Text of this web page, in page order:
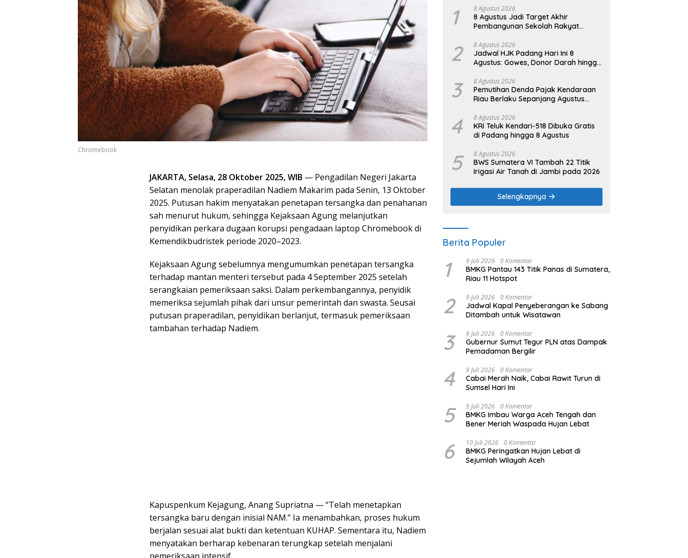
Chromebook
JAKARTA, Selasa, 28 Oktober 2025, WIB — Pengadilan Negeri Jakarta
Selatan menolak praperadilan Nadiem Makarim pada Senin, 13 Oktober
2025. Putusan hakim menyatakan penetapan tersangka dan penahanan
sah menurut hukum, sehingga Kejaksaan Agung melanjutkan
penyidikan perkara dugaan korupsi pengadaan laptop Chromebook di
Kemendikbudristek periode 2020–2023.
Kejaksaan Agung sebelumnya mengumumkan penetapan tersangka
terhadap mantan menteri tersebut pada 4 September 2025 setelah
serangkaian pemeriksaan saksi. Dalam perkembangannya, penyidik
memeriksa sejumlah pihak dari unsur pemerintah dan swasta. Seusai
putusan praperadilan, penyidikan berlanjut, termasuk pemeriksaan
tambahan terhadap Nadiem.
Kapuspenkum Kejagung, Anang Supriatna — “Telah menetapkan
tersangka baru dengan inisial NAM.” Ia menambahkan, proses hukum
berjalan sesuai alat bukti dan ketentuan KUHAP. Sementara itu, Nadiem
menyatakan berharap kebenaran terungkap setelah menjalani
1 8 Agustus 2026
8 Agustus Jadi Target Akhir
Pembangunan Sekolah Rakyat
2 8 Agustus 2026
Jadwal HJK Padang Hari Ini 8
Agustus: Gowes, Donor Darah hingga
3 8 Agustus 2026
Pemutihan Denda Pajak Kendaraan
Riau Berlaku Sepanjang Agustus
4 8 Agustus 2026
KRI Teluk Kendari-518 Dibuka Gratis
di Padang hingga 8 Agustus
5 8 Agustus 2026
BWS Sumatera VI Tambah 22 Titik
Irigasi Air Tanah di Jambi pada 2026
Selengkapnya
Berita Populer
1 9 Juli 2026 0 Komentar
BMKG Pantau 143 Titik Panas di Sumatera,
Riau 11 Hotspot
2 9 Juli 2026 0 Komentar
Jadwal Kapal Penyeberangan ke Sabang
Ditambah untuk Wisatawan
3 9 Juli 2026 0 Komentar
Gubernur Sumut Tegur PLN atas Dampak
Pemadaman Bergilir
4 9 Juli 2026 0 Komentar
Cabai Merah Naik, Cabai Rawit Turun di
Sumsel Hari Ini
5 9 Juli 2026 0 Komentar
BMKG Imbau Warga Aceh Tengah dan
Bener Meriah Waspada Hujan Lebat
6 10 Juli 2026 0 Komentar
BMKG Peringatkan Hujan Lebat di
Sejumlah Wilayah Aceh